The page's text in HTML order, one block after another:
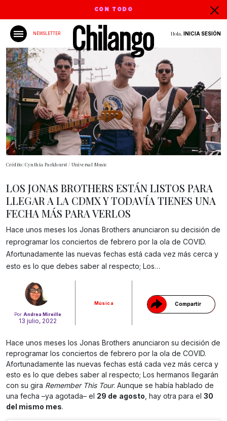
CON TODO
NEWSLETTER Hola, INICIA SESIÓN
Crédito: Cynthia Parkhurst / Universal Music
Por Andrea Mireille
13 julio, 2022
Música Compartir
Gracias!
LOS JONAS BROTHERS ESTÁN LISTOS PARA
LLEGAR A LA CDMX Y TODAVÍA TIENES UNA
FECHA MÁS PARA VERLOS
Hace unos meses los Jonas Brothers anunciaron su decisión de
reprogramar los conciertos de febrero por la ola de COVID.
Afortunadamente las nuevas fechas está cada vez más cerca y
esto es lo que debes saber al respecto; Los…
Hace unos meses los Jonas Brothers anunciaron su decisión de
reprogramar los conciertos de febrero por la ola de COVID.
Afortunadamente las nuevas fechas está cada vez más cerca y
esto es lo que debes saber al respecto; Los hermanos llegarán
con su gira Remember This Tour. Aunque se había hablado de
una fecha –ya agotada– el 29 de agosto , hay otra para el 30
del mismo mes.